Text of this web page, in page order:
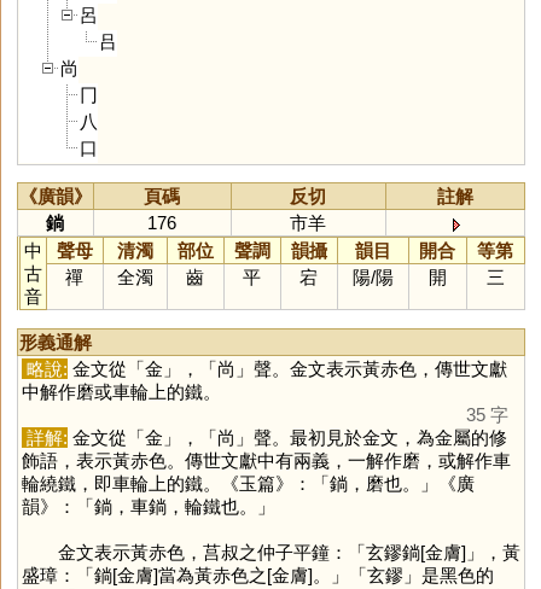
呂
吕
尚
冂
八
口
《廣韻》 頁碼 反切
註解
鋿
176
市羊
中
古
音
聲母 清濁 部位 聲調 韻攝 韻目 開合
等第
禪
全濁 齒 平 宕 陽/陽 開 三
形義通解
略說: 金文從「金 」，「尚 」聲。金文表示黃赤色，傳世文獻
中解作磨或車輪上的鐵。
35 字
詳解: 金文從「金 」，「尚 」聲。最初見於金文，為金屬的修
飾語，表示黃赤色。傳世文獻中有兩義，一解作磨，或解作車
輪繞鐵，即車輪上的鐵。《玉篇》：「鋿，磨也。」《廣
韻》：「鋿，車鋿，輪鐵也。」
金文表示黃赤色，莒叔之仲子平鐘：「玄鏐鋿[金膚]」，黃
盛璋：「鋿[金膚]當為黃赤色之[金膚]。」「玄鏐」是黑色的